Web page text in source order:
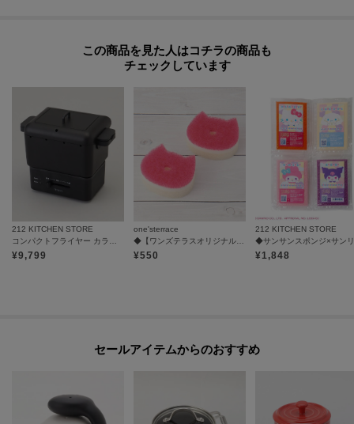
この商品を見た人はコチラの商品も
チェックしています
212 KITCHEN STORE
コンパクトフライヤー カラリ２
¥9,799
one'sterrace
◆【ワンズテラスオリジナル】POCO NECOスポンジリフィル 2P
¥550
212 KITCHEN STORE
¥1,848
セールアイテムからのおすすめ